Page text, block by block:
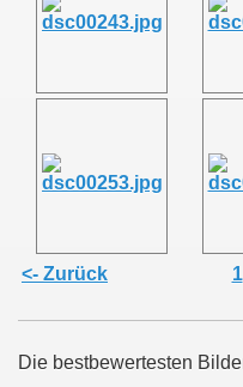
<- Zurück 1
Die bestbewertesten